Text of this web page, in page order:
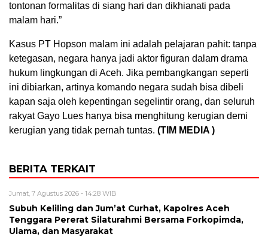
tontonan formalitas di siang hari dan dikhianati pada
malam hari.”
Kasus PT Hopson malam ini adalah pelajaran pahit: tanpa
ketegasan, negara hanya jadi aktor figuran dalam drama
hukum lingkungan di Aceh. Jika pembangkangan seperti
ini dibiarkan, artinya komando negara sudah bisa dibeli
kapan saja oleh kepentingan segelintir orang, dan seluruh
rakyat Gayo Lues hanya bisa menghitung kerugian demi
kerugian yang tidak pernah tuntas. (TIM MEDIA )
BERITA TERKAIT
Jumat, 7 Agustus 2026 - 14:28 WIB
Subuh Keliling dan Jum’at Curhat, Kapolres Aceh
Tenggara Pererat Silaturahmi Bersama Forkopimda,
Ulama, dan Masyarakat